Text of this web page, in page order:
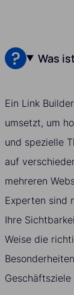
Was
Ein Link
umsetzt, um
und spezielle
auf
mehreren
Experten sind
Ihre
Weise die
Geschäftsziele